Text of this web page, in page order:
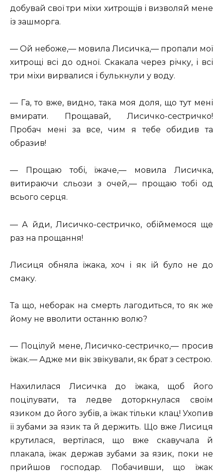
добувай свої три міхи хитрощів і визволяй мене
із зашморга.
— Ой небоже,— мовила Лисичка,— пропали мої
хитрощі всі до одної. Скакала через річку, і всі
три міхи вирвалися і булькнули у воду.
— Га, то вже, видно, така моя доля, що тут мені
вмирати. Прощавай, Лисичко-сестричко!
Пробач мені за все, чим я тебе обидив та
образив!
— Прощаю тобі, їжаче,— мовила Лисичка,
витираючи сльози з очей,— прощаю тобі од
всього серця.
— А йди, Лисичко-сестричко, обіймемося ще
раз на прощання!
Лисиця обняла їжака, хоч і як їй було не до
смаку.
Та що, неборак на смерть лагодиться, то як же
йому не вволити останню волю?
— Поцілуй мене, Лисичко-сестричко,— просив
їжак.— Адже ми вік звікували, як брат з сестрою.
Нахилилася Лисичка до їжака, щоб його
поцілувати, та ледве доторкнулася своїм
язиком до його зубів, а їжак тільки клац! Ухопив
її зубами за язик та й держить. Що вже Лисиця
крутилася, вертілася, що вже скавучала й
плакала, їжак держав зубами за язик, поки не
прийшов господар. Побачивши, що їжак